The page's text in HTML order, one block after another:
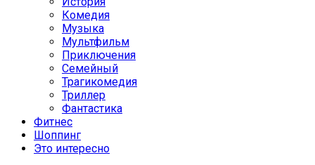
Комедия
Музыка
Мультфильм
Приключения
Семейный
Трагикомедия
Триллер
Фантастика
Фитнес
Шоппинг
Это интересно